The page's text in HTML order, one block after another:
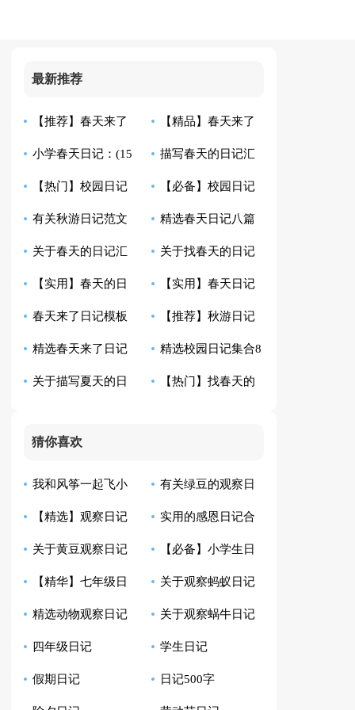
最新推荐
【推荐】春天来了
日记汇编八篇
【精品】春天来了
日记5篇
小学春天日记：(15
篇)
描写春天的日记汇
总七篇
【热门】校园日记
汇编9篇
【必备】校园日记
汇总十篇
有关秋游日记范文
八篇
精选春天日记八篇
关于春天的日记汇
总十篇
关于找春天的日记
汇编八篇
【实用】春天的日
记三篇
【实用】春天日记
合集九篇
春天来了日记模板
八篇
【推荐】秋游日记
合集5篇
精选春天来了日记
六篇
精选校园日记集合8
篇
关于描写夏天的日 【热门】找春天的
猜你喜欢
我和风筝一起飞小
学生日记
有关绿豆的观察日
记模板汇总10篇
【精选】观察日记
汇总9篇
实用的感恩日记合
集8篇
关于黄豆观察日记
合集八篇
【必备】小学生日
记范文汇总四篇
【精华】七年级日
记集锦10篇
关于观察蚂蚁日记
范文6篇
精选动物观察日记
四篇
关于观察蜗牛日记
范文七篇
四年级日记 学生日记
假期日记 日记500字